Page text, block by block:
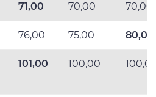
71,00 70,00 70,00
76,00 75,00 80,00
101,00 100,00